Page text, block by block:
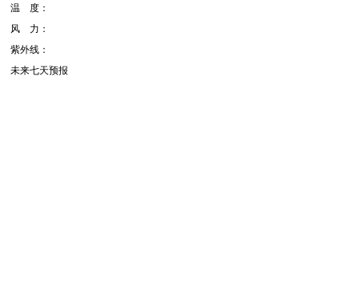
温 度：
风 力：
紫外线：
未来七天预报